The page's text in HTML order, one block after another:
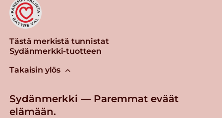
Tästä merkistä tunnistat
Sydänmerkki-tuotteen
Takaisin ylös
Sydänmerkki — Paremmat eväät
elämään.